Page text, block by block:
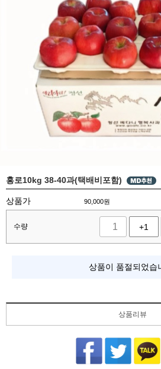
홍로10kg 38-40과(택배비포함)
상품가 90,000원
수량 +1
상품이 품절되었습
상품리뷰